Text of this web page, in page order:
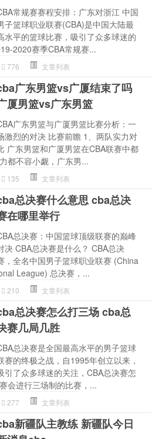
常规赛赛程安排：广东对浙江 中国
子篮球职业联赛(CBA)是中国大陆最
水平的篮球比赛，吸引了众多球迷的
2020赛季CBA常规赛...
776 文章列表
广东男篮vs广厦结束了吗
厦男篮vs广东男篮
广东男篮与广厦男篮比赛分析：一
激烈的对决 比赛前瞻 1、两队实力对
广东男篮和广厦男篮在CBA联赛中都
都不容小觑，广东男...
135 文章列表
总决赛什么意思 cba总决
在哪里举行
总决赛：中国篮球顶级联赛的巅峰
决 CBA总决赛是什么？ CBA总决
，全名中国男子篮球职业联赛 (China
League) 总决赛，...
210 文章列表
总决赛怎么打三场 cba总
赛几局几胜
总决赛是全国最高水平的男子篮球
赛的终极之战，自1995年创立以来，
引了众多球迷的关注，CBA总决赛怎
会进行三场制的比赛，...
277 文章列表
新疆队主教练 新疆队今日